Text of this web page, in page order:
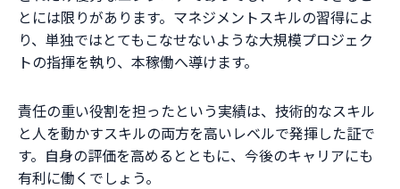
とには限りがあります。マネジメントスキルの習得によ
り、単独ではとてもこなせないような大規模プロジェク
トの指揮を執り、本稼働へ導けます。
責任の重い役割を担ったという実績は、技術的なスキル
と人を動かすスキルの両方を高いレベルで発揮した証で
す。自身の評価を高めるとともに、今後のキャリアにも
有利に働くでしょう。